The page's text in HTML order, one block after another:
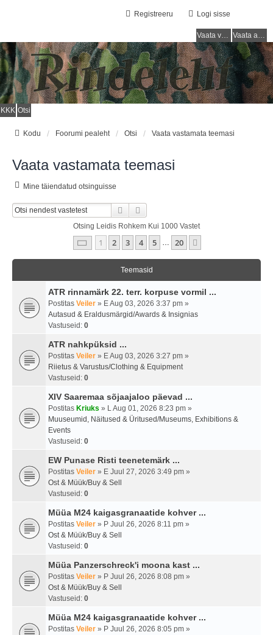
Logi sisse
Registreeru
Vaata vastamata teemasi Vaata aktiivseid teemasid
KKK Otsi
Kodu Foorumi pealeht Otsi Vaata vastamata teemasi
Vaata vastamata teemasi
Mine täiendatud otsinguisse
Otsi
Otsing Leidis Rohkem Kui 1000 Vastet
. Leht20 -st
1 2 3 4 5 … 20
Teemasid
ATR rinnamärk 22. terr. korpuse vormil ...
Postitas Veiler » E Aug 03, 2026 3:37 pm »
Autasud & Eraldusmärgid/Awards & Insignias
Vastuseid: 0
ATR nahkpüksid ...
Postitas Veiler » E Aug 03, 2026 3:27 pm »
Riietus & Varustus/Clothing & Equipment
Vastuseid: 0
XIV Saaremaa sõjaajaloo päevad ...
Postitas Kriuks » L Aug 01, 2026 8:23 pm »
Muuseumid, Näitused & Üritused/Museums, Exhibitions &
Events
Vastuseid: 0
EW Punase Risti teenetemärk ...
Postitas Veiler » E Juul 27, 2026 3:49 pm »
Ost & Müük/Buy & Sell
Vastuseid: 0
Müüa M24 kaigasgranaatide kohver ...
Postitas Veiler » P Juul 26, 2026 8:11 pm »
Ost & Müük/Buy & Sell
Vastuseid: 0
Müüa Panzerschreck'i moona kast ...
Postitas Veiler » P Juul 26, 2026 8:08 pm »
Ost & Müük/Buy & Sell
Vastuseid: 0
Müüa M24 kaigasgranaatide kohver ...
Postitas Veiler » P Juul 26, 2026 8:05 pm »